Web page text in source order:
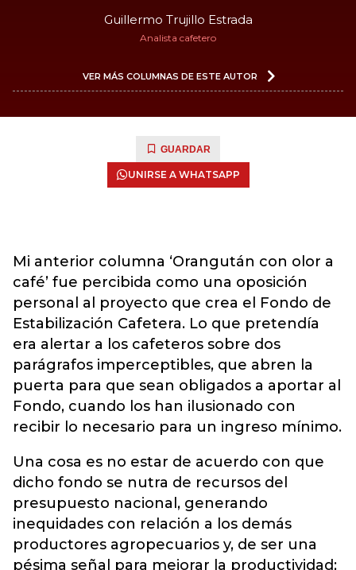
Guillermo Trujillo Estrada
Analista cafetero
VER MÁS COLUMNAS DE ESTE AUTOR
GUARDAR
UNIRSE A WHATSAPP
Mi anterior columna ‘Orangután con olor a
café’ fue percibida como una oposición
personal al proyecto que crea el Fondo de
Estabilización Cafetera. Lo que pretendía
era alertar a los cafeteros sobre dos
parágrafos imperceptibles, que abren la
puerta para que sean obligados a aportar al
Fondo, cuando los han ilusionado con
recibir lo necesario para un ingreso mínimo.
Una cosa es no estar de acuerdo con que
dicho fondo se nutra de recursos del
presupuesto nacional, generando
inequidades con relación a los demás
productores agropecuarios y, de ser una
pésima señal para mejorar la productividad;